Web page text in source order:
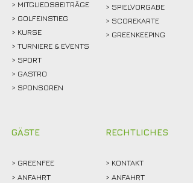
> MITGLIEDSBEITRÄGE
> GOLFEINSTIEG
> KURSE
> TURNIERE & EVENTS
> SPORT
> GASTRO
> SPONSOREN
GÄSTE
> GREENFEE
> ANFAHRT
> SPIELVORGABE
> SCOREKARTE
> GREENKEEPING
RECHTLICHES
> KONTAKT
> ANFAHRT